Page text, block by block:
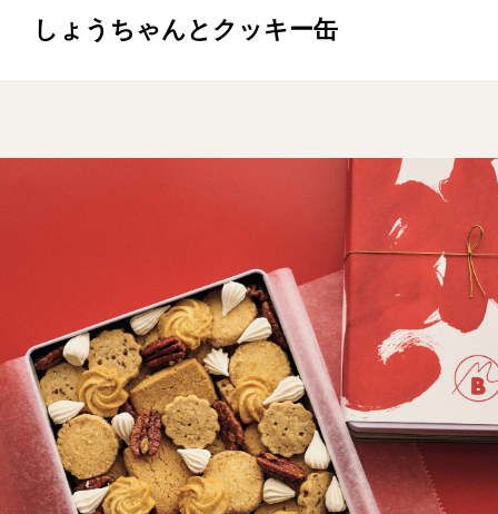
しょうちゃんとクッキー缶